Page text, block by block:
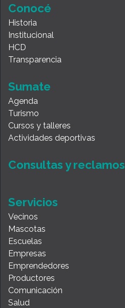
Conocé
Historia
Institucional
HCD
Transparencia
Sumate
Agenda
Turismo
Cursos y talleres
Actividades deportivas
Consultas y reclamos
Servicios
Vecinos
Mascotas
Escuelas
Empresas
Emprendedores
Productores
Comunicación
Salud